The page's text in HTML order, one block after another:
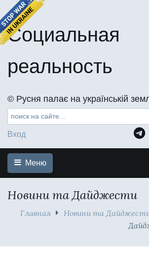
Социальная
реальность
©️ Русня палає на українській
Вход
Меню
Новини та Дайджести
Главная Новини та